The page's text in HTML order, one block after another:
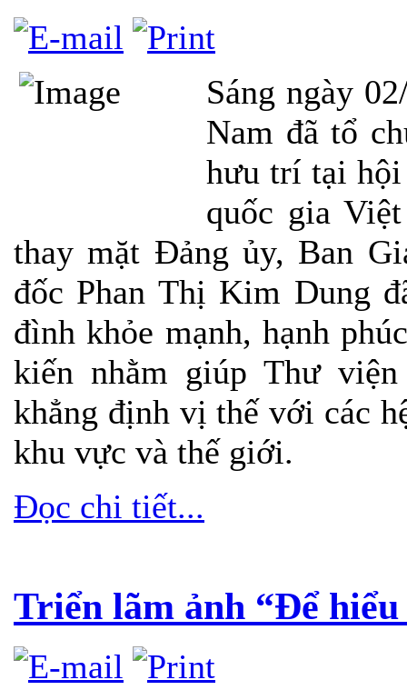
Sáng ngày
Nam đã tổ
hưu trí tại
quốc gia
thay mặt Đảng ủy, Ban
đốc Phan Thị Kim Dung
đình khỏe mạnh, hạnh
kiến nhằm giúpThư
khẳng định vị thếvới các
khu vực và thế giới.
Đọc chi tiết...
Triển lãm ảnh “Để